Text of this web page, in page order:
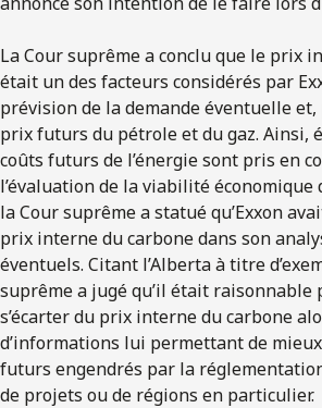
La Cour suprême a conclu que le prix
était un des facteurs considérés par
prévision de la demande éventuelle
prix futurs du pétrole et du gaz. Ainsi,
coûts futurs de l’énergie sont pris en
l’évaluation de la viabilité économique
la Cour suprême a statué qu’Exxon
prix interne du carbone dans son
éventuels. Citant l’Alberta à titre
suprême a jugé qu’il était raisonnable
s’écarter du prix interne du carbone
d’informations lui permettant de
futurs engendrés par la réglementation
de projets ou de régions en particulier.